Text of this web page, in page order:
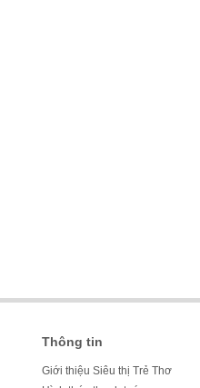
Thông tin
Giới thiệu Siêu thị Trẻ Thơ